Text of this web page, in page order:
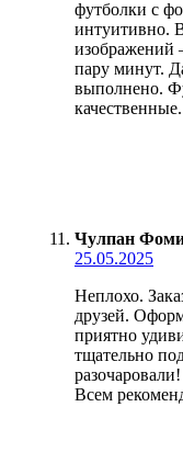
футболки с
интуитивно.
изображений
пару минут.
выполнено.
Чулпан
25.05.2025
Неплохо.
друзей.
приятно
тщательно
Всем